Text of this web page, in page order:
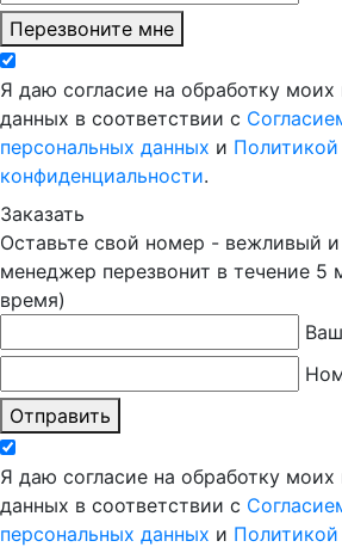
Перезвоните мне
Я даю согласие на обработку моих
данных в соответствии с
персональных данных и Политикой
конфиденциальности.
Заказать
Оставьте свой номер - вежливый
менеджер перезвонит в течение 5
время)
Отправить
Я даю согласие на обработку моих
данных в соответствии с
персональных данных и Политикой